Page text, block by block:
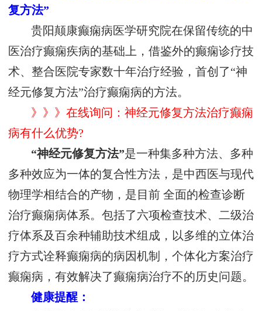
复方法”
贵阳颠康癫痫病医学研究院在保留传统的中
医治疗癫痫疾病的基础上，借鉴外的癫痫诊疗技
术、整合医院专家数十年治疗经验，首创了“神
经元修复方法”治疗癫痫病的方法。
》》》在线询问：神经元修复方法治疗癫痫
病有什么优势?
“神经元修复方法”是一种集多种方法、多种
多种效应为一体的复合性方法，是中西医与现代
物理学相结合的产物，是目前 全面的检查诊断
治疗癫痫病体系。包括了六项检查技术、二级治
疗体系及百余种辅助技术组成，以多维的立体治
疗方式诠释癫痫病的病因机制，个体化方案治疗
癫痫病，有效解决了癫痫病治疗不的历史问题。
健康提醒：